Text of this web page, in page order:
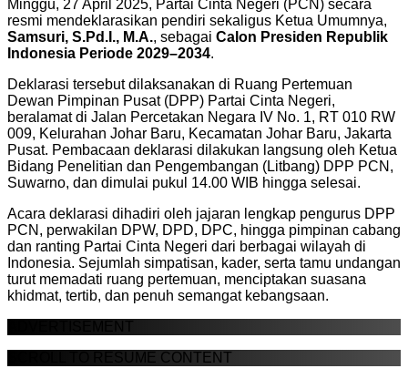
Minggu, 27 April 2025, Partai Cinta Negeri (PCN) secara
resmi mendeklarasikan pendiri sekaligus Ketua Umumnya,
Samsuri, S.Pd.I., M.A., sebagai Calon Presiden Republik
Indonesia Periode 2029–2034.
Deklarasi tersebut dilaksanakan di Ruang Pertemuan
Dewan Pimpinan Pusat (DPP) Partai Cinta Negeri,
beralamat di Jalan Percetakan Negara IV No. 1, RT 010 RW
009, Kelurahan Johar Baru, Kecamatan Johar Baru, Jakarta
Pusat. Pembacaan deklarasi dilakukan langsung oleh Ketua
Bidang Penelitian dan Pengembangan (Litbang) DPP PCN,
Suwarno, dan dimulai pukul 14.00 WIB hingga selesai.
Acara deklarasi dihadiri oleh jajaran lengkap pengurus DPP
PCN, perwakilan DPW, DPD, DPC, hingga pimpinan cabang
dan ranting Partai Cinta Negeri dari berbagai wilayah di
Indonesia. Sejumlah simpatisan, kader, serta tamu undangan
turut memadati ruang pertemuan, menciptakan suasana
khidmat, tertib, dan penuh semangat kebangsaan.
ADVERTISEMENT
SCROLL TO RESUME CONTENT